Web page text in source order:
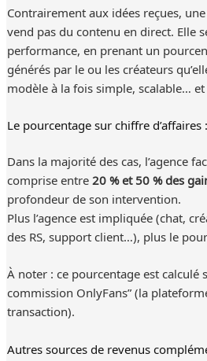
Contrairement aux idées reçues,
vend pas du contenu en direct. Elle
performance, en prenant un
générés par le ou les créateurs
modèle à la fois simple, scalable…
Le pourcentage sur chiffre
Dans la majorité des cas, l’agence
comprise entre20 % et 50 % des
profondeur de son intervention.
Plus l’agence est impliquée (chat,
des RS, support client…), plus le
À noter : ce pourcentage est calculé
commission OnlyFans” (la
transaction).
Autres sources de revenus